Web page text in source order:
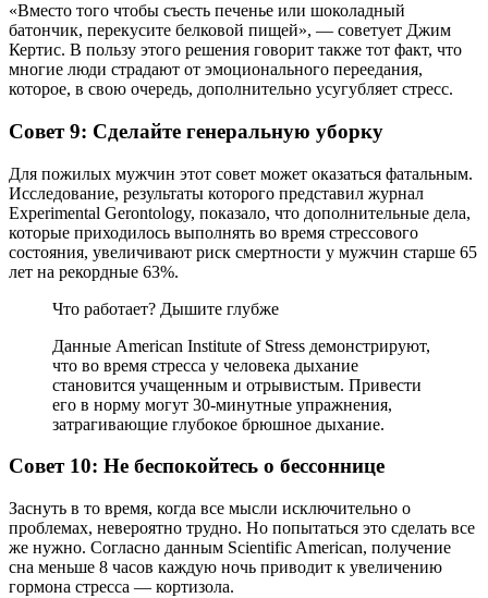
«Вместо того чтобы съесть печенье или шоколадный
батончик, перекусите белковой пищей», — советует Джим
Кертис. В пользу этого решения говорит также тот факт, что
многие люди страдают от эмоционального переедания,
которое, в свою очередь, дополнительно усугубляет стресс.
Совет 9: Сделайте генеральную уборку
Для пожилых мужчин этот совет может оказаться фатальным.
Исследование, результаты которого представил журнал
Experimental Gerontology, показало, что дополнительные дела,
которые приходилось выполнять во время стрессового
состояния, увеличивают риск смертности у мужчин старше 65
лет на рекордные 63%.
Что работает? Дышите глубже
Данные American Institute of Stress демонстрируют,
что во время стресса у человека дыхание
становится учащенным и отрывистым. Привести
его в норму могут 30-минутные упражнения,
затрагивающие глубокое брюшное дыхание.
Совет 10: Не беспокойтесь о бессоннице
Заснуть в то время, когда все мысли исключительно о
проблемах, невероятно трудно. Но попытаться это сделать все
же нужно. Согласно данным Scientific American, получение
сна меньше 8 часов каждую ночь приводит к увеличению
гормона стресса — кортизола.